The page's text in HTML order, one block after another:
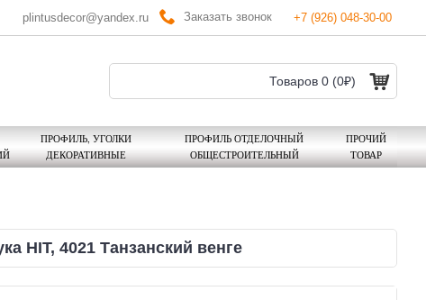
plintusdecor@yandex.ru Заказать звонок +7 (926) 048-30-00
Товаров 0 (0₽)
ПРОФИЛЬ, УГОЛКИ
ДЕКОРАТИВНЫЕ
ПРОФИЛЬ ОТДЕЛОЧНЫЙ
ОБЩЕСТРОИТЕЛЬНЫЙ
ПРОЧИЙ
ТОВАР
HIT, 4021 Танзанский венге